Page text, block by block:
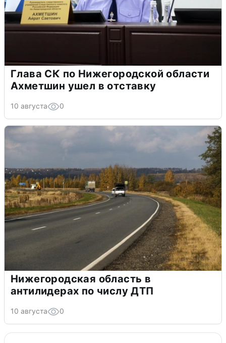
Глава СК по Нижегородской области
Ахметшин ушел в отставку
10 августа 0
Нижегородская область в
антилидерах по числу ДТП
10 августа 0